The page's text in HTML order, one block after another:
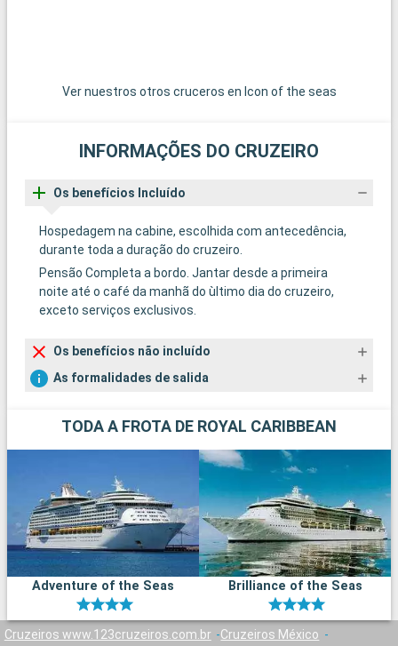
Ver nuestros otros cruceros en Icon of the seas
INFORMAÇÕES DO CRUZEIRO
Os benefícios Incluído
Hospedagem na cabine, escolhida com antecedência,
durante toda a duração do cruzeiro.
Pensão Completa a bordo. Jantar desde a primeira
noite até o café da manhã do ùltimo dia do cruzeiro,
exceto serviços exclusivos.
Os benefícios não incluído
As formalidades de salida
TODA A FROTA DE ROYAL CARIBBEAN
Adventure of the Seas Brilliance of the Seas
Cruzeiros www.123cruzeiros.com.br
Cruzeiros México